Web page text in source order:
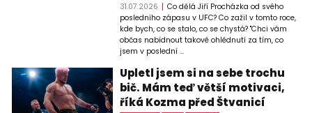
31.07.2026
Co dělá Jiří Procházka od svého
posledního zápasu v UFC? Co zažil v tomto roce,
kde bych, co se stalo, co se chystá? "Chci vám
občas nabídnout takové ohlédnutí za tím, co
jsem v poslední ...
Upletl jsem si na sebe trochu
bič. Mám teď větší motivaci,
říká Kozma před Štvanicí